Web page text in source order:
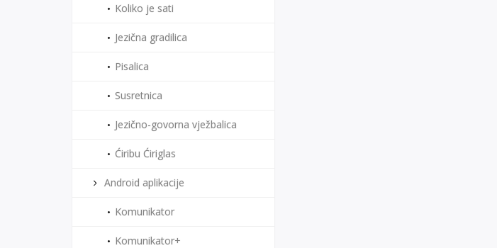
Koliko je sati
Jezična gradilica
Pisalica
Susretnica
Jezično-govorna vježbalica
Ćiribu Ćiriglas
Android aplikacije
Komunikator
Komunikator+